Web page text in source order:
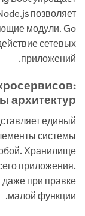
позволяет
модули. Go
сетевых
приложений.
архитектур
единый
системы
Хранилище
приложения.
при правке
малой функции.